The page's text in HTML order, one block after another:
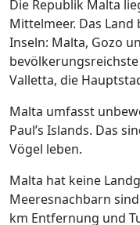
Die Republik Malta
Mittelmeer. Das
Inseln: Malta, Gozo
Valletta, die
Malta umfasst
Paul’s Islands. Das
Vögel leben.
Malta hat keine
Meeresnachbarn
km Entfernung und